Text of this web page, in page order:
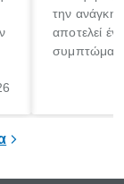
την ανάγκη
αποτελεί